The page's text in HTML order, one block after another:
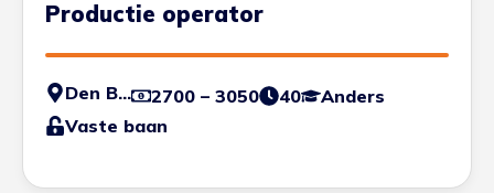
Productie operator
Den Bosch 2700 – 3050 40
Anders
Vaste baan